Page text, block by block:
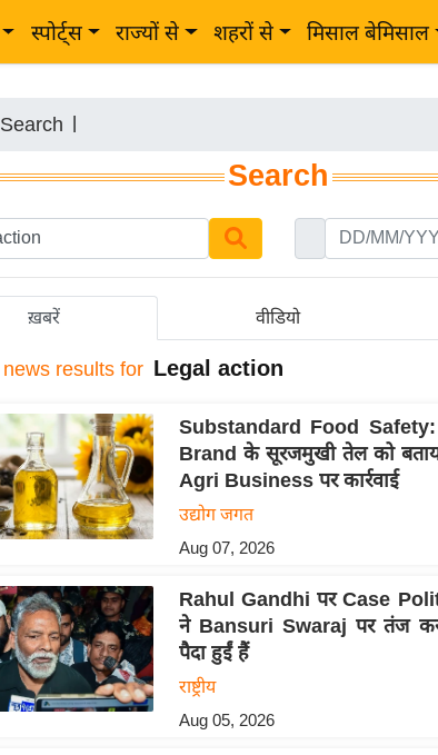
स्पोर्ट्स राज्यों से शहरों से मिसाल बेमिसाल
Search
Search
ख़बरें वीडियो
news results for Legal action
Substandard Food
Brand के सूरजमुखी तेल को
Agri Business पर कार्रवाई
उद्योग जगत
Aug 07, 2026
Rahul Gandhi पर Case
ने Bansuri Swaraj पर तंज
पैदा हुईं हैं
राष्ट्रीय
Aug 05, 2026